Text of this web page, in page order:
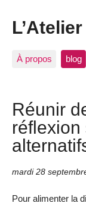
À propos blog
Réunir
réflexion
mardi 28
Pour alimenter la